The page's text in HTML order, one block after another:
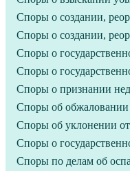
Споры о создании,
Споры о создании,
Споры о
Споры о
Споры о признании
Споры об обжаловании
Споры об уклонении
Споры о
Споры по делам об